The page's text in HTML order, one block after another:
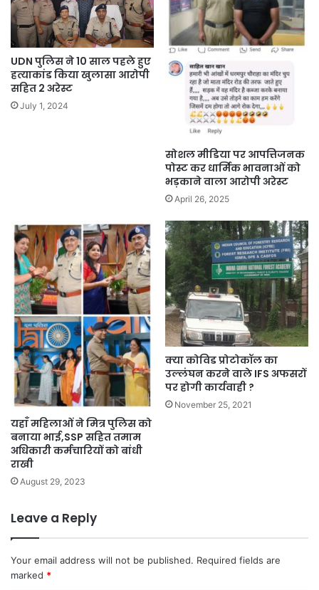
UDN पुलिस ने 10 साल पहले हुए
हत्याकांड किया खुलासा आरोपी
सहित 2 अरेस्ट
July 1, 2024
सोशल मीडिया पर आपत्तिजनक
पोस्ट कर धार्मिक भावनाओं को
भड़काने वाला आरोपी अरेस्ट
April 26, 2025
यहाँ महिलाओं ने मित्र पुलिस को
बनाया भाई,SSP सहित तमाम
अधिकारी कर्मचारियों को बांधी
राखी
August 29, 2023
क्या कोविड प्रोटोकॉल का
उल्लंघन करने वाले IFS अफसरों
पर होगी कार्यवाही ?
November 25, 2021
Leave a Reply
Your email address will not be published. Required fields are
marked *